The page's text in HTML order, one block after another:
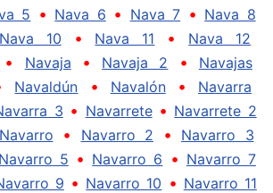
5 • Nava 6 • Nava 7 • Nava 8
Nava 10 • Nava 11 • Nava 12
• Navaja • Navaja 2 • Navajas
Navaldún • Navalón• Navarra
3 • Navarrete• Navarrete 2
Navarro • Navarro 2 • Navarro 3
Navarro 5 • Navarro 6 • Navarro 7
9 • Navarro 10 • Navarro 11